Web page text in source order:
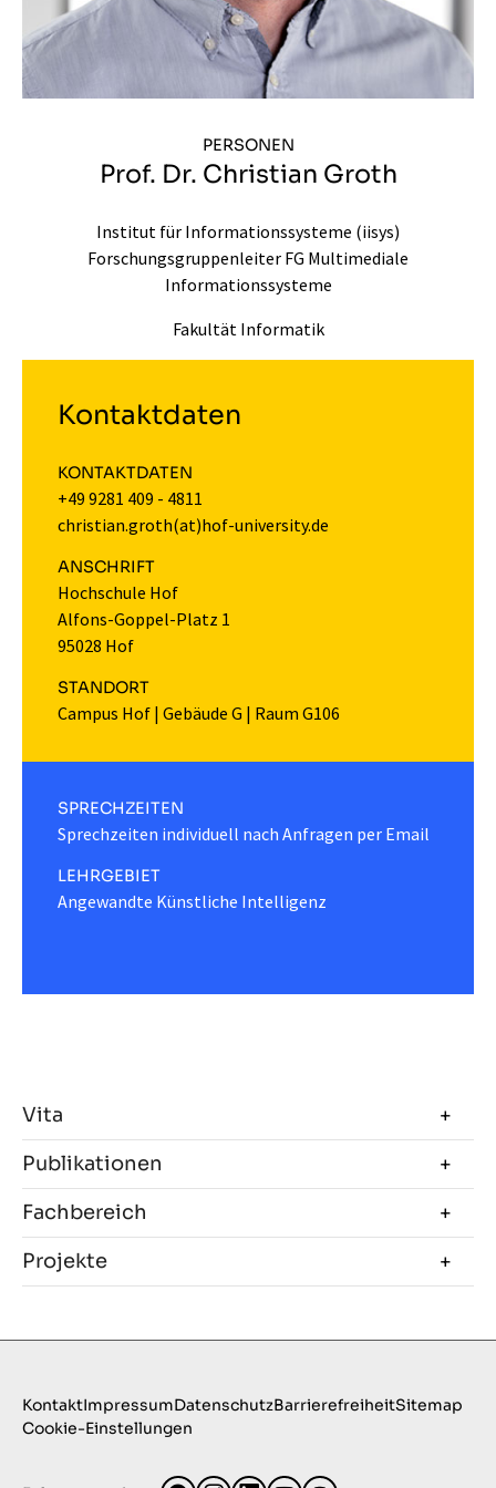
PERSONEN
Prof. Dr. Christian Groth
Institut für Informationssysteme (iisys)
Forschungsgruppenleiter FG Multimediale
Informationssysteme
Fakultät Informatik
Kontaktdaten
KONTAKTDATEN
+49 9281 409 - 4811
christian.groth(at)hof-university.de
ANSCHRIFT
Hochschule Hof
Alfons-Goppel-Platz 1
95028 Hof
STANDORT
Campus Hof | Gebäude G | Raum G106
SPRECHZEITEN
Sprechzeiten individuell nach Anfragen per Email
LEHRGEBIET
Angewandte Künstliche Intelligenz
Vita
Publikationen
Fachbereich
Projekte
KontaktImpressumDatenschutzBarrierefreiheitSitemap
Cookie-Einstellungen